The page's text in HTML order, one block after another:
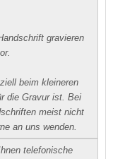
gravieren
beim kleineren
die Gravur​​ ist. ​Bei
meist nicht
an uns wenden.
telefonische